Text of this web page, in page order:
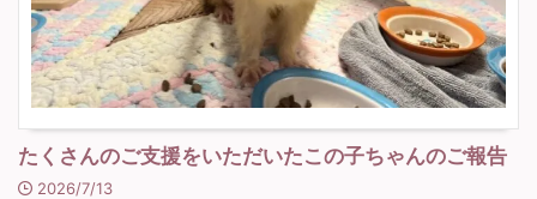
たくさんのご支援をいただいたこの子ちゃんのご報告
2026/7/13